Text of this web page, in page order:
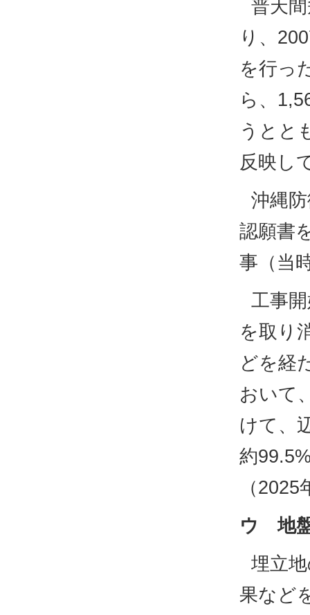
普天
り、
を行っ
ら、
うとと
反映し
沖縄
認願書
事（当
工事
を取り
どを経
おいて
けて、
約
（
ウ 地
埋立
果など